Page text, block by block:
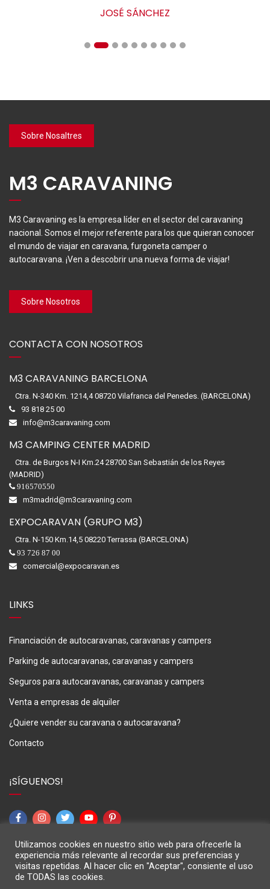
JOSÉ SÁNCHEZ
Sobre Nosaltres
M3 CARAVANING
M3 Caravaning es la empresa líder en el sector del caravaning
nacional. Somos el mejor referente para los que quieran conocer
el mundo de viajar en caravana, furgoneta camper o
autocaravana. ¡Ven a descobrir una nueva forma de viajar!
Sobre Nosotros
CONTACTA CON NOSOTROS
M3 CARAVANING BARCELONA
Ctra. N-340 Km. 1214,4 08720 Vilafranca del Penedes. (BARCELONA)
93 818 25 00
info@m3caravaning.com
M3 CAMPING CENTER MADRID
Ctra. de Burgos N-I Km.24 28700 San Sebastián de los Reyes
(MADRID)
916570550
m3madrid@m3caravaning.com
EXPOCARAVAN (GRUPO M3)
Ctra. N-150 Km.14,5 08220 Terrassa (BARCELONA)
93 726 87 00
comercial@expocaravan.es
LINKS
Financiación de autocaravanas, caravanas y campers
Parking de autocaravanas, caravanas y campers
Seguros para autocaravanas, caravanas y campers
Venta a empresas de alquiler
¿Quiere vender su caravana o autocaravana?
Contacto
¡SÍGUENOS!
Utilizamos cookies en nuestro sitio web para ofrecerle la
experiencia más relevante al recordar sus preferencias y
visitas repetidas. Al hacer clic en "Aceptar", consiente el uso
de TODAS las cookies.